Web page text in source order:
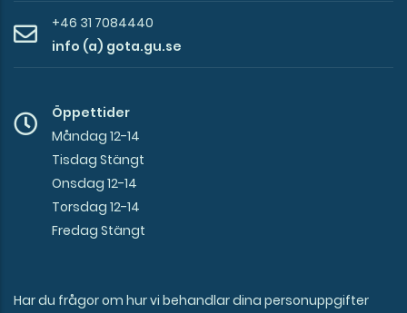
+46 31 7084440
info (a) gota.gu.se
Öppettider
Måndag 12-14
Tisdag Stängt
Onsdag 12-14
Torsdag 12-14
Fredag Stängt
Har du frågor om hur vi behandlar dina personuppgifter